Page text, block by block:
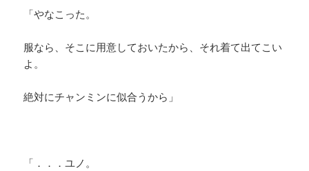
「やなこった。
服なら、そこに用意しておいたから、それ着て出てこい
よ。
絶対にチャンミンに似合うから」
「．．．ユノ。